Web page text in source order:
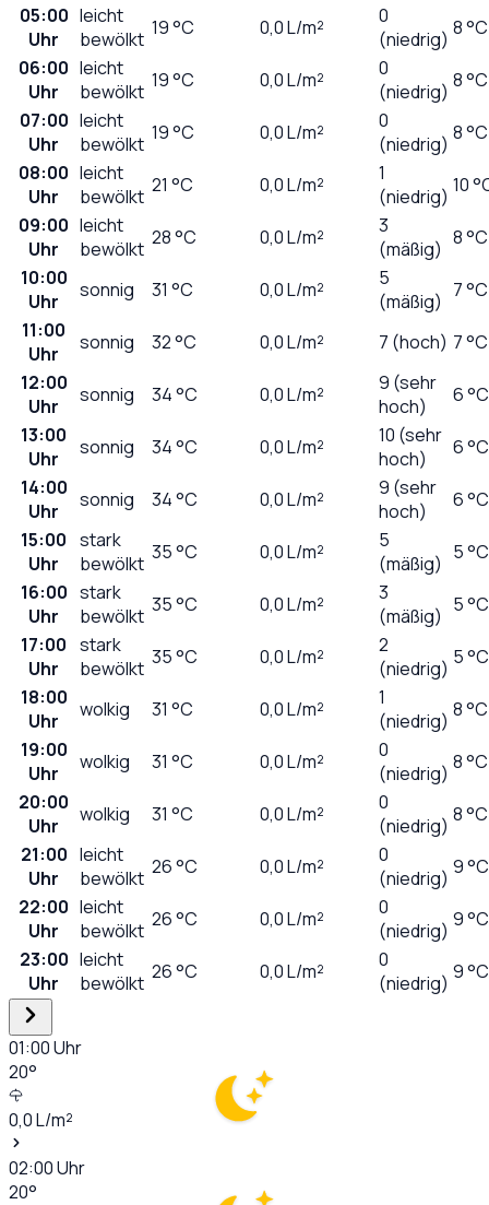
05:00
Uhr
leicht
bewölkt 19°C 0,0L/m²
0
(niedrig) 8 °C
06:00
Uhr
leicht
bewölkt 19°C 0,0L/m²
0
(niedrig) 8 °C
07:00
Uhr
leicht
bewölkt 19°C 0,0L/m²
0
(niedrig) 8 °C
08:00
Uhr
leicht
bewölkt 21 °C 0,0L/m²
1
(niedrig) 10
09:00
Uhr
leicht
bewölkt 28°C 0,0L/m²
3
(mäßig) 8 °C
10:00
Uhr
sonnig 31 °C 0,0L/m²
5
(mäßig) 7 °C
11:00
Uhr
sonnig 32°C 0,0L/m² 7 (hoch) 7 °C
12:00
Uhr
sonnig 34°C 0,0L/m²
9 (sehr
hoch)
6 °C
13:00
Uhr
sonnig 34°C 0,0L/m²
10 (sehr
hoch)
6 °C
14:00
Uhr
sonnig 34°C 0,0L/m²
9 (sehr
hoch)
6 °C
15:00
Uhr
stark
bewölkt 35°C 0,0L/m²
5
(mäßig) 5 °C
16:00
Uhr
stark
bewölkt 35°C 0,0L/m²
3
(mäßig) 5 °C
17:00
Uhr
stark
bewölkt 35°C 0,0L/m²
2
(niedrig) 5 °C
18:00
Uhr
wolkig 31 °C 0,0L/m²
1
(niedrig) 8 °C
19:00
Uhr
wolkig 31 °C 0,0L/m²
0
(niedrig) 8 °C
20:00
Uhr
wolkig 31 °C 0,0L/m²
0
(niedrig) 8 °C
21:00
Uhr
leicht
bewölkt 26°C 0,0L/m²
0
(niedrig) 9 °C
22:00
Uhr
leicht
bewölkt 26°C 0,0L/m²
0
(niedrig) 9 °C
23:00
Uhr
leicht
bewölkt 26°C 0,0L/m²
0
(niedrig) 9 °C
01:00Uhr
20°
0,0L/m²
02:00Uhr
20°